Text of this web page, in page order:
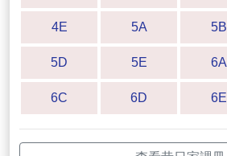
4E 5A 5B
5D 5E 6A
6C 6D 6E